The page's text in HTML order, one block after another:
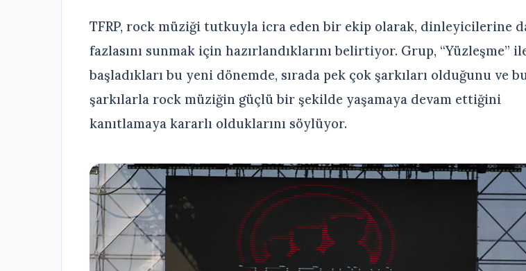
TFRP, rock müziği tutkuyla icra eden bir ekip olarak, dinleyicilerine
fazlasını sunmak için hazırlandıklarını belirtiyor. Grup, “Yüzleşme”
başladıkları bu yeni dönemde, sırada pek çok şarkıları olduğunu ve
şarkılarla rock müziğin güçlü bir şekilde yaşamaya devam ettiğini
kanıtlamaya kararlı olduklarını söylüyor.